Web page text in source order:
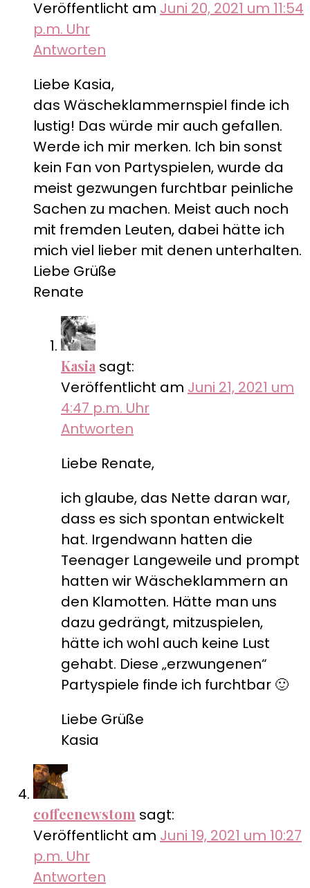
Veröffentlicht am Juni 20, 2021 um 11:54
p.m. Uhr
Antworten
Liebe Kasia,
das Wäscheklammernspiel finde ich
lustig! Das würde mir auch gefallen.
Werde ich mir merken. Ich bin sonst
kein Fan von Partyspielen, wurde da
meist gezwungen furchtbar peinliche
Sachen zu machen. Meist auch noch
mit fremden Leuten, dabei hätte ich
mich viel lieber mit denen unterhalten.
Liebe Grüße
Renate
Kasia sagt:
Veröffentlicht am Juni 21, 2021 um
4:47 p.m. Uhr
Antworten
Liebe Renate,
ich glaube, das Nette daran war,
dass es sich spontan entwickelt
hat. Irgendwann hatten die
Teenager Langeweile und prompt
hatten wir Wäscheklammern an
den Klamotten. Hätte man uns
dazu gedrängt, mitzuspielen,
hätte ich wohl auch keine Lust
gehabt. Diese „erzwungenen“
Partyspiele finde ich furchtbar 🙂
Liebe Grüße
Kasia
coffeenewstom sagt:
Veröffentlicht am Juni 19, 2021 um 10:27
p.m. Uhr
Antworten